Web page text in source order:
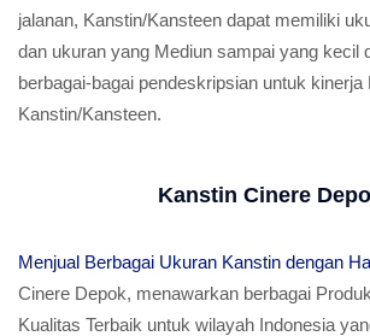
jalanan, Kanstin/Kansteen dapat memiliki
dan ukuran yang Mediun sampai yang kecil
berbagai-bagai pendeskripsian untuk kinerja
Kanstin/Kansteen.
Kanstin Cinere
Menjual Berbagai Ukuran Kanstin dengan
Cinere Depok, menawarkan berbagai
Kualitas Terbaik untuk wilayah Indonesia